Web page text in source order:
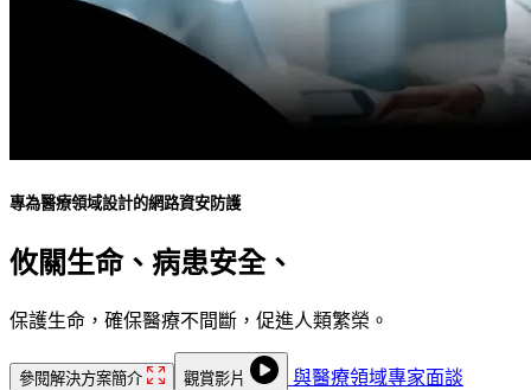
專為醫療領域設計的網路資安防護
攸關生命、病患安全、
保護生命，確保醫療不間斷，促進人類繁榮。
參閱解決方案簡介 觀賞影片
與醫療領域專家面談